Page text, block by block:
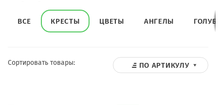
ВСЕ КРЕСТЫ ЦВЕТЫ АНГЕЛЫ
Сортировать товары: ПО АРТИКУЛУ